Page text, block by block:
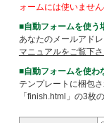
ォームには使いませ
■自動フォームを使う
あなたのメールアド
マニュアルをご覧下さ
■自動フォームを使わ
テンプレートに梱包
「finish.html」の3枚